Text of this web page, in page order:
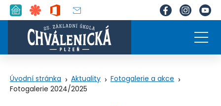
Úvodní stránka Aktuality
Fotogalerie a akce
Fotogalerie 2024/2025